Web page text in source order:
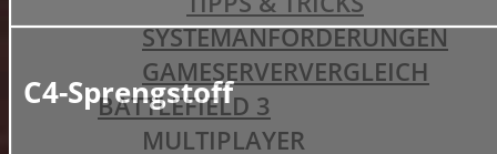
SYSTEMANFORDERUNGEN
GAMESERVERVERGLEICH
BATTLEFIELD 3
MULTIPLAYER
C4-Sprengstoff